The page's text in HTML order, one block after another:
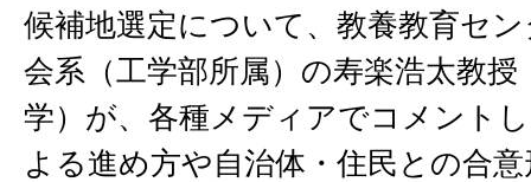
候補地選定について、教養教育セ
会系（工学部所属）の寿楽浩太教授
学）が、各種メディアでコメント
よる進め方や自治体・住民との合